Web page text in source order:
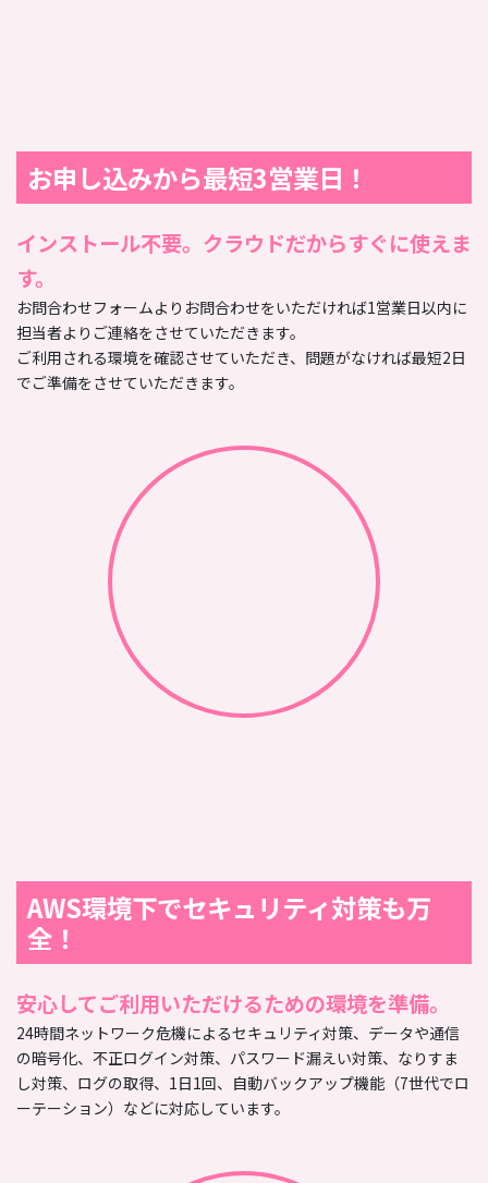
お申し込みから最短3営業日！
インストール不要。クラウドだからすぐに使えま
す。
お問合わせフォームよりお問合わせをいただければ1営業日以内に
担当者よりご連絡をさせていただきます。
ご利用される環境を確認させていただき、問題がなければ最短2日
でご準備をさせていただきます。
AWS環境下でセキュリティ対策も万
全！
安心してご利用いただけるための環境を準備。
24時間ネットワーク危機によるセキュリティ対策、データや通信
の暗号化、不正ログイン対策、パスワード漏えい対策、なりすま
し対策、ログの取得、1日1回、自動バックアップ機能（7世代でロ
ーテーション）などに対応しています。